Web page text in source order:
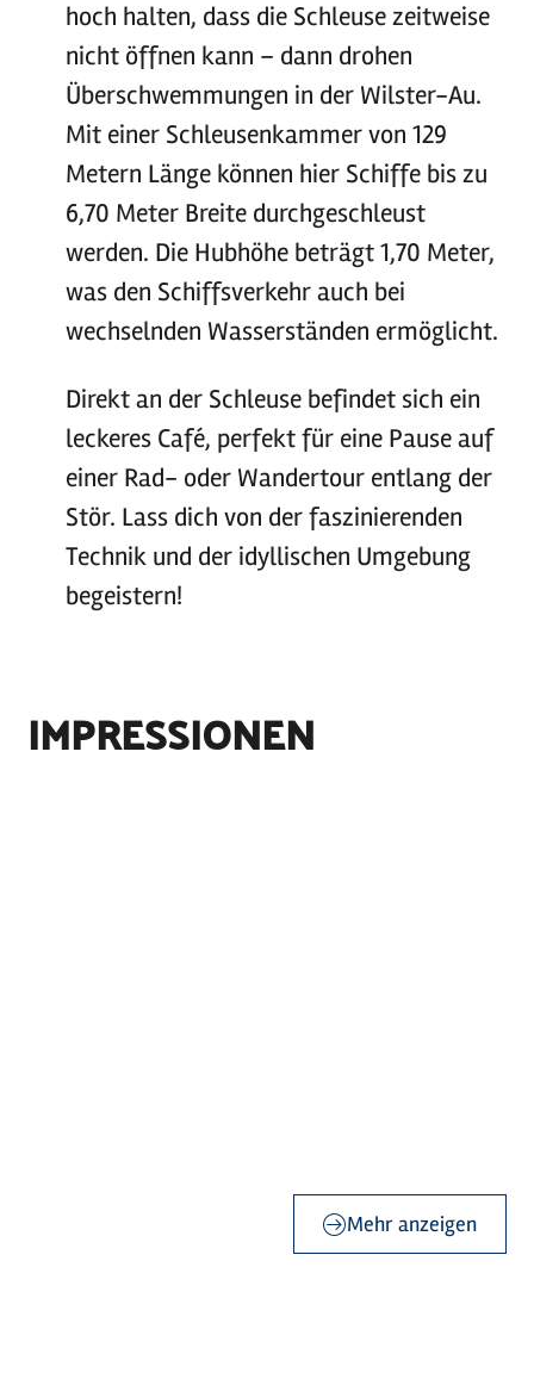
hoch halten, dass die Schleuse zeitweise
nicht öffnen kann – dann drohen
Überschwemmungen in der Wilster-Au.
Mit einer Schleusenkammer von 129
Metern Länge können hier Schiffe bis zu
6,70 Meter Breite durchgeschleust
werden. Die Hubhöhe beträgt 1,70 Meter,
was den Schiffsverkehr auch bei
wechselnden Wasserständen ermöglicht.
Direkt an der Schleuse befindet sich ein
leckeres Café, perfekt für eine Pause auf
einer Rad- oder Wandertour entlang der
Stör. Lass dich von der faszinierenden
Technik und der idyllischen Umgebung
begeistern!
IMPRESSIONEN
Mehr anzeigen